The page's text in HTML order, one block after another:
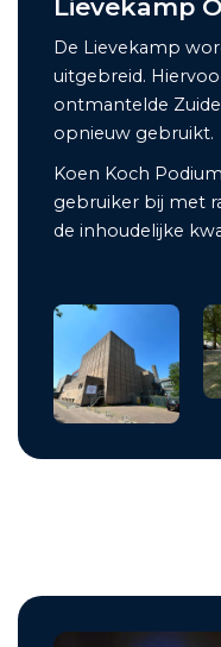
Lievekamp
De Lievekamp
uitgebreid.
ontmantelde
opnieuw gebruikt.
Koen Koch
gebruiker bij met
de inhoudelijke